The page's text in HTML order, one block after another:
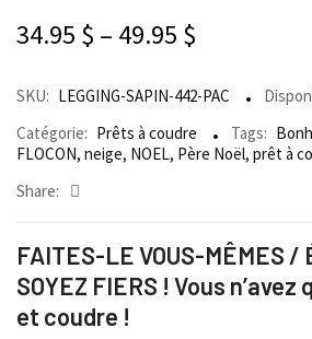
34.95 $ – 49.95 $
SKU: LEGGING-SAPIN-442-PAC
Catégorie: Prêts à coudre Tags:
FLOCON, neige, NOEL, Père Noël, prêt à
Share:
FAITES-LE VOUS-MÊMES /
SOYEZ FIERS ! Vous n’avez
et coudre !